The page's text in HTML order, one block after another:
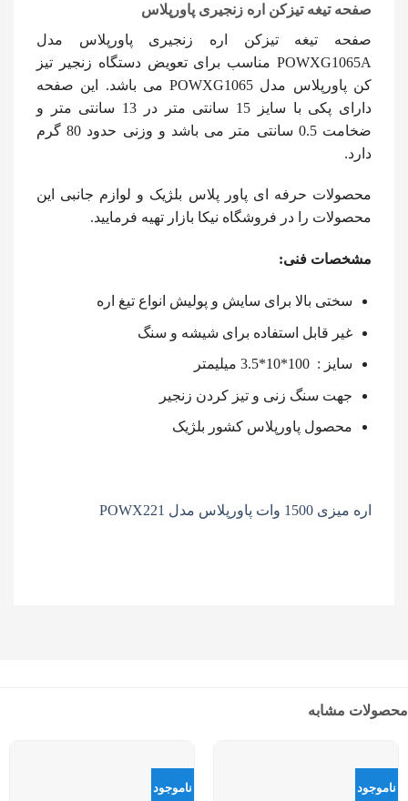
صفحه تیغه تیزکن اره زنجیری پاورپلاس
صفحه تیغه تیزکن اره زنجیری پاورپلاس مدل
POWXG1065A مناسب برای تعویض دستگاه زنجیر تیز
کن پاورپلاس مدل POWXG1065 می باشد. این صفحه
دارای پکی با سایز 15 سانتی متر در 13 سانتی متر و
ضخامت 0.5 سانتی متر می باشد و وزنی حدود 80 گرم
دارد.
محصولات حرفه ای پاور پلاس بلژیک و لوازم جانبی این
محصولات را در فروشگاه نیکا بازار تهیه فرمایید.
مشخصات فنی:
سختی بالا برای سایش و پولیش انواع تیغ اره
غیر قابل استفاده برای شیشه و سنگ
سایز : 100*10*3.5 میلیمتر
جهت سنگ زنی و تیز کردن زنجیر
محصول پاورپلاس کشور بلژیک
اره میزی 1500 وات پاورپلاس مدل POWX221
محصولات مشابه
ناموجود ناموجود